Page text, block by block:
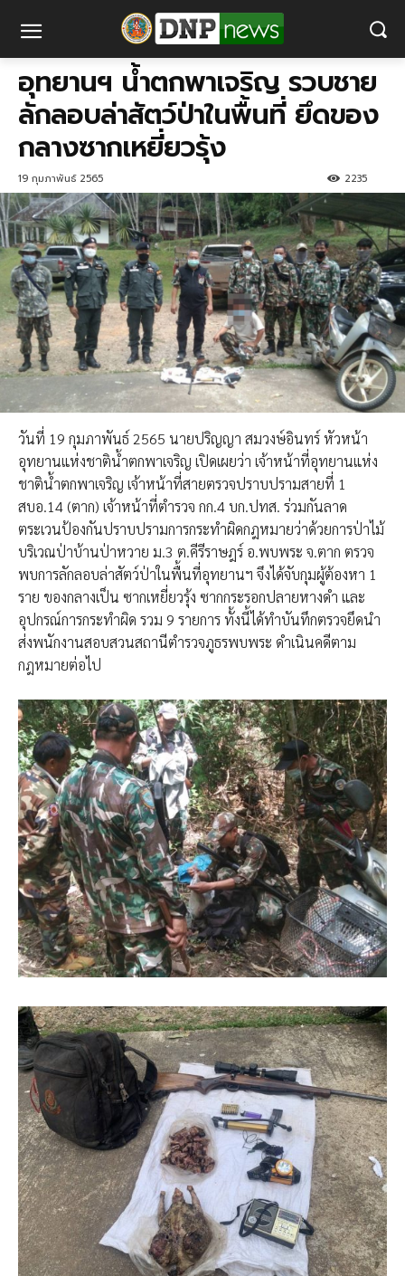
อุทยานฯ น้ำตกพาเจริญ รวบชาย
ลักลอบล่าสัตว์ป่าในพื้นที่ ยึดของ
กลางซากเหยี่ยวรุ้ง
19 กุมภาพันธ์ 2565 2235
วันที่ 19 กุมภาพันธ์ 2565 นายปริญญา สมวงษ์อินทร์ หัวหน้า
อุทยานแห่งชาติน้ำตกพาเจริญ เปิดเผย​ว่า​ เจ้าหน้าที่อุทยานแห่ง
ชาติน้ำตกพาเจริญ เจ้าหน้าที่สายตรวจปราบปรามสายที่ 1
สบอ.14 (ตาก) เจ้าหน้าที่ตำรวจ กก.4 บก.ปทส. ร่วมกันลาด
ตระเวนป้องกันปราบปรามการกระทำผิดกฎหมายว่าด้วยการป่าไม้
บริเวณป่าบ้านป่าหวาย ม.3 ต.คีรีราษฎร์ อ.พบพระ จ.ตาก ตรวจ
พบการลักลอบล่าสัตว์ป่าในพื้นที่อุทยานฯ จึงได้จับกุมผู้ต้องหา 1
ราย ของกลางเป็น ซากเหยี่ยวรุ้ง ซากกระรอกปลายหางดำ และ
อุปกรณ์การกระทำผิด รวม 9 รายการ ทั้งนี้ได้ทำบันทึกตรวจยึดนำ
ส่งพนักงานสอบสวนสถานีตำรวจภูธรพบพระ ดำเนินคดีตาม
กฎหมาย​ต่อไป​